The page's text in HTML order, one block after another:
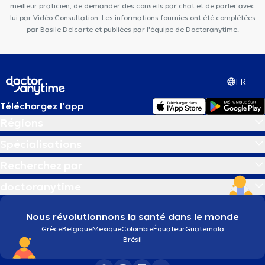
meilleur praticien, de demander des conseils par chat et de parler avec
lui par Vidéo Consultation. Les informations fournies ont été complétées
par Basile Delcarte et publiées par l'équipe de Doctoranytime.
FR
Téléchargez l’app
Nous révolutionnons la santé dans le monde
GrèceBelgiqueMexiqueColombieÉquateurGuatemala
Brésil